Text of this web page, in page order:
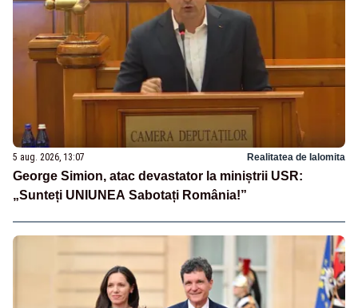
5 aug. 2026, 13:07 Realitatea de Ialomita
George Simion, atac devastator la miniștrii USR:
„Sunteți UNIUNEA Sabotați România!”